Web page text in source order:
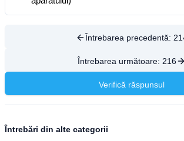
Întrebarea precedentă:
Întrebarea următoare: 216
Verifică răspunsul
Întrebări din alte categorii